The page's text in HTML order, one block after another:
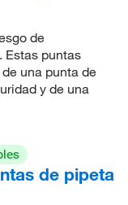
de
Estas puntas
una punta de
y de una
de pipeta